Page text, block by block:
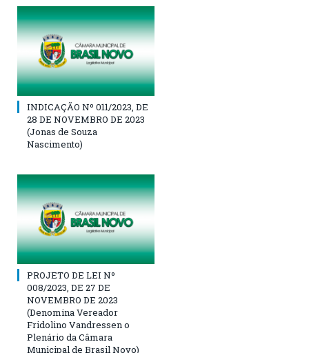
INDICAÇÃO Nº 011/2023, DE
28 DE NOVEMBRO DE 2023
(Jonas de Souza
Nascimento)
PROJETO DE LEI Nº
008/2023, DE 27 DE
NOVEMBRO DE 2023
(Denomina Vereador
Fridolino Vandressen o
Plenário da Câmara
Municipal de Brasil Novo)